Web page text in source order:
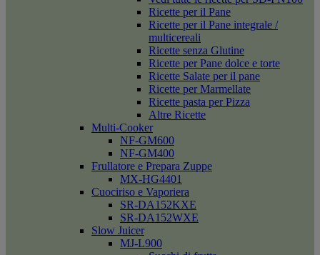
Ricette per il Pane
Ricette per il Pane integrale /
multicereali
Ricette senza Glutine
Ricette per Pane dolce e torte
Ricette Salate per il pane
Ricette per Marmellate
Ricette pasta per Pizza
Altre Ricette
Multi-Cooker
NF-GM600
NF-GM400
Frullatore e Prepara Zuppe
MX-HG4401
Cuociriso e Vaporiera
SR-DA152KXE
SR-DA152WXE
Slow Juicer
MJ-L900